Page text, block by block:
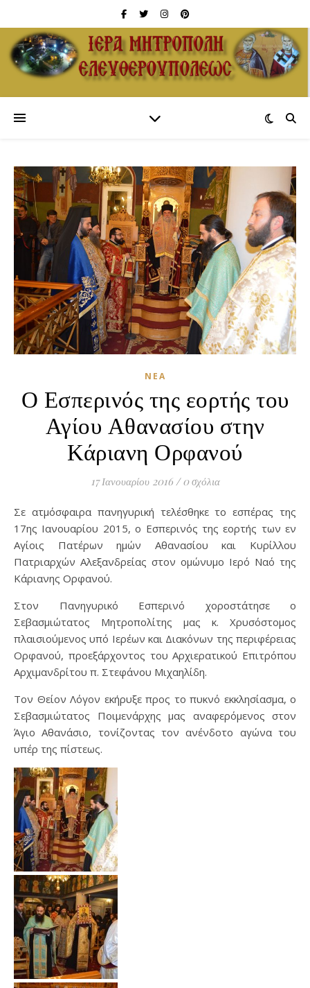
ΝΈΑ
Ο Εσπερινός της εορτής του
Αγίου Αθανασίου στην
Κάριανη Ορφανού
17 Ιανουαρίου 2016 / 0 σχόλια
Σε ατμόσφαιρα πανηγυρική τελέσθηκε το εσπέρας της
17ης Ιανουαρίου 2015, ο Εσπερινός της εορτής των εν
Αγίοις Πατέρων ημών Αθανασίου και Κυρίλλου
Πατριαρχών Αλεξανδρείας στον ομώνυμο Ιερό Ναό της
Κάριανης Ορφανού.
Στον Πανηγυρικό Εσπερινό χοροστάτησε ο
Σεβασμιώτατος Μητροπολίτης μας κ. Χρυσόστομος
πλαισιούμενος υπό Ιερέων και Διακόνων της περιφέρειας
Ορφανού, προεξάρχοντος του Αρχιερατικού Επιτρόπου
Αρχιμανδρίτου π. Στεφάνου Μιχαηλίδη.
Τον Θείον Λόγον εκήρυξε προς το πυκνό εκκλησίασμα, ο
Σεβασμιώτατος Ποιμενάρχης μας αναφερόμενος στον
Άγιο Αθανάσιο, τονίζοντας τον ανένδοτο αγώνα του
υπέρ της πίστεως.